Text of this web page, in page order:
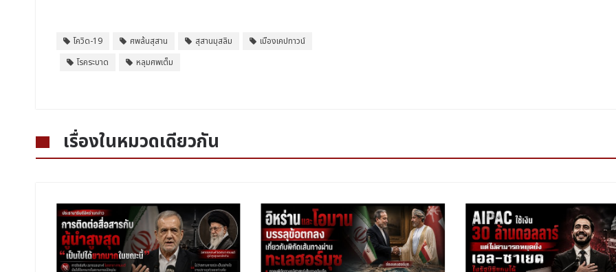
โควิด-19 ศพล้นสุสาน สุสานมุสลิม
เมืองเคปทาวน์
โรคระบาด
หลุมศพเต็ม
เรื่องในหมวดเดียวกัน